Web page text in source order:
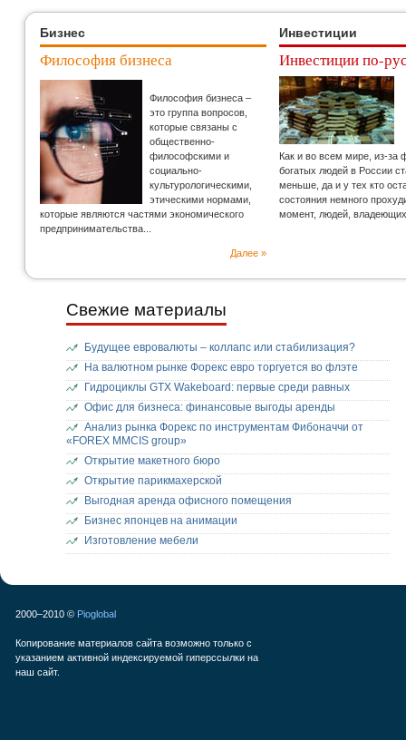
Бизнес
Философия бизнеса
Философия бизнеса –
это группа вопросов,
которые связаны с
общественно-
философскими и
социально-
культурологическими,
этическими нормами,
которые являются частями экономического
предпринимательства...
Далее »
Инвестиции
Инвестиции по-
Как и во всем мире, из-за
богатых людей в России
меньше, да и у тех кто
состояния немного
момент, людей, владеющих
Свежие материалы
Будущее евровалюты – коллапс или стабилизация?
На валютном рынке Форекс евро торгуется во флэте
Гидроциклы GTX Wakeboard: первые среди равных
Офис для бизнеса: финансовые выгоды аренды
Анализ рынка Форекс по инструментам Фибоначчи от
«FOREX MMCIS group»
Открытие макетного бюро
Открытие парикмахерской
Выгодная аренда офисного помещения
Бизнес японцев на анимации
Изготовление мебели
2000–2010 © Pioglobal
Копирование материалов сайта возможно только с
указанием активной индексируемой гиперссылки на
наш сайт.